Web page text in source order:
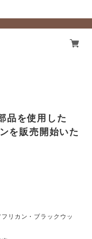
品を使用した
を販売開始いた
フリカン・ブラックウッ